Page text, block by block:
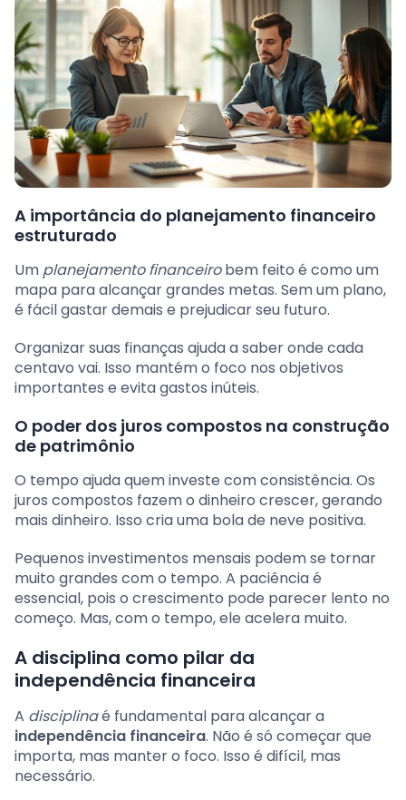
A importância do planejamento financeiro
estruturado
Um planejamento financeirobem feito é como um
mapa para alcançar grandes metas. Sem um plano,
é fácil gastar demais e prejudicar seu futuro.
Organizar suas finanças ajuda a saber onde cada
centavo vai. Isso mantém o foco nos objetivos
importantes e evita gastos inúteis.
O poder dos juros compostos na construção
de patrimônio
O tempo ajuda quem investe com consistência. Os
juros compostos fazem o dinheiro crescer, gerando
mais dinheiro. Isso cria uma bola de neve positiva.
Pequenos investimentos mensais podem se tornar
muito grandes com o tempo. A paciência é
essencial, pois o crescimento pode parecer lento no
começo. Mas, com o tempo, ele acelera muito.
A disciplina como pilar da
independência financeira
A disciplinaé fundamental para alcançar a
independência financeira. Não é só começar que
importa, mas manter o foco. Isso é difícil, mas
necessário.